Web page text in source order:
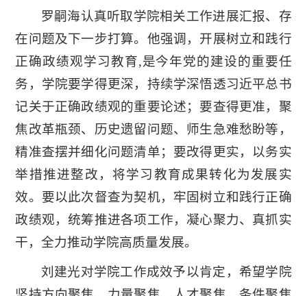
罗嗣海认真听取学院相关工作进展汇报、存
在问题及下一步打算。他强调，开展树立和践行
正确政绩观学习教育,是今年党的建设的重要任
务，学院要学得更深，持续学深悟透习近平总书
记关于正确政绩观的重要论述；要查得更准，聚
焦改革瓶颈、历史遗留问题、师生急难愁盼等，
精准查摆并细化问题清单；要改得更实，以务实
举措推进整改，将学习教育成果转化为发展实
效。要以此次督查为契机，牢固树立和践行正确
政绩观，统筹推进各项工作，凝心聚力、真抓实
干，全力推动学院高质量发展。
刘建光对学院工作成效予以肯定，希望学院